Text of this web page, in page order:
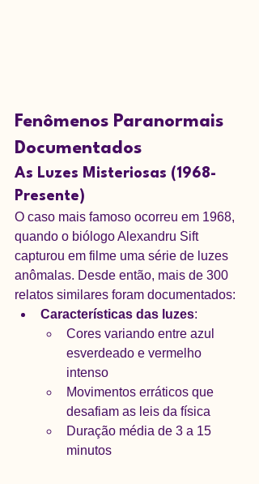
Fenômenos Paranormais
Documentados
As Luzes Misteriosas (1968-
Presente)
O caso mais famoso ocorreu em 1968,
quando o biólogo Alexandru Sift
capturou em filme uma série de luzes
anômalas. Desde então, mais de 300
relatos similares foram documentados:
Características das luzes:
Cores variando entre azul
esverdeado e vermelho
intenso
Movimentos erráticos que
desafiam as leis da física
Duração média de 3 a 15
minutos